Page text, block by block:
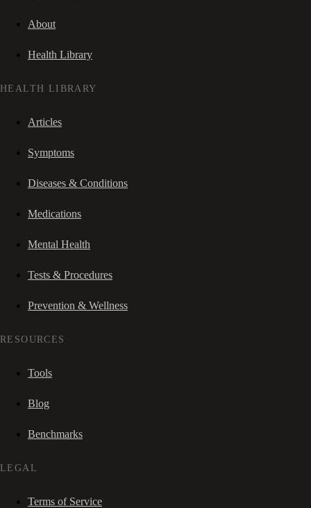
About
Health Library
HEALTH LIBRARY
Articles
Symptoms
Diseases & Conditions
Medications
Mental Health
Tests & Procedures
Prevention & Wellness
RESOURCES
Tools
Blog
Benchmarks
LEGAL
Terms of Service